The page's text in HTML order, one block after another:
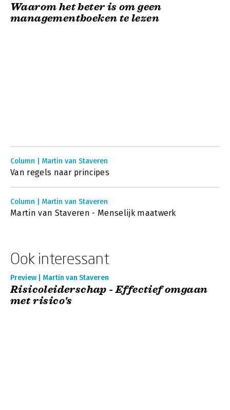
Waarom het beter is om geen
managementboeken te lezen
Column | Martin van Staveren
Van regels naar principes
Column | Martin van Staveren
Martin van Staveren - Menselijk maatwerk
Ook interessant
Preview | Martin van Staveren
Risicoleiderschap - Effectief omgaan
met risico's